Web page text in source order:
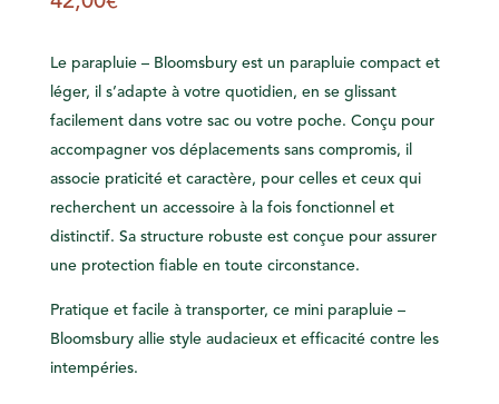
Le parapluie – Bloomsbury est un parapluie compact et
léger, il s’adapte à votre quotidien, en se glissant
facilement dans votre sac ou votre poche. Conçu pour
accompagner vos déplacements sans compromis, il
associe praticité et caractère, pour celles et ceux qui
recherchent un accessoire à la fois fonctionnel et
distinctif. Sa structure robuste est conçue pour assurer
une protection fiable en toute circonstance.
Pratique et facile à transporter, ce mini parapluie –
Bloomsbury allie style audacieux et efficacité contre les
intempéries.